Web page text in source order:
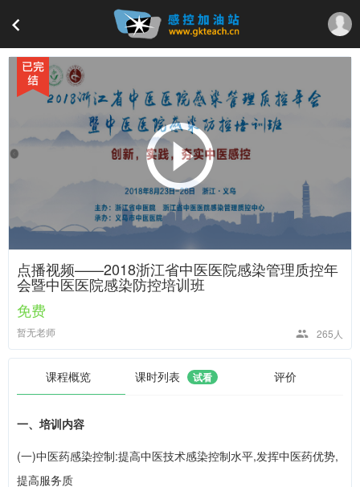
点播视频——2018浙江省中医医院感染管理质控年
会暨中医医院感染防控培训班
免费
暂无老师 265人
课程概览 课时列表 试看 评价
一、培训内容
(一)中医药感染控制:提高中医技术感染控制水平,发挥中医药优势,
提高服务质